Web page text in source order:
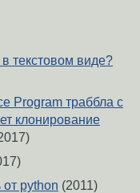
в текстовом виде?
траббла с
клонирование
от python (2011)